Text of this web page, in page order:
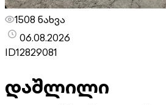
1508 ნახვა
06.08.2026
ID12829081
დაშლილი